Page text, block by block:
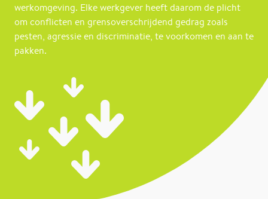
werkomgeving. Elke werkgever heeft daarom de plicht
om conflicten en grensoverschrijdend gedrag zoals
pesten, agressie en discriminatie, te voorkomen en aan te
pakken.